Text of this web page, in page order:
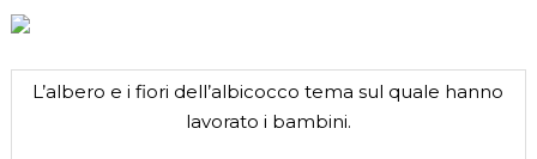
L’albero e i fiori dell’albicocco tema sul quale hanno
lavorato i bambini.